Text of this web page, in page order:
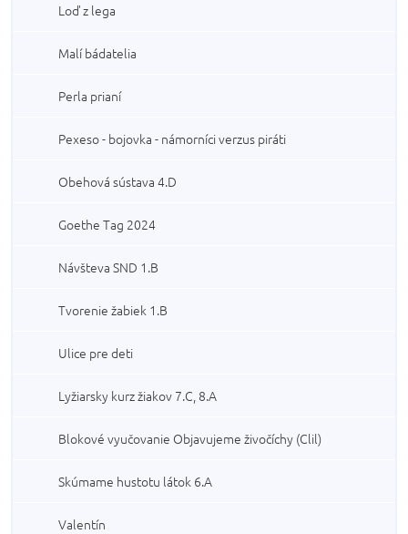
Loď z lega
Malí bádatelia
Perla prianí
Pexeso - bojovka - námorníci verzus piráti
Obehová sústava 4.D
Goethe Tag 2024
Návšteva SND 1.B
Tvorenie žabiek 1.B
Ulice pre deti
Lyžiarsky kurz žiakov 7.C, 8.A
Blokové vyučovanie Objavujeme živočíchy (Clil)
Skúmame hustotu látok 6.A
Valentín